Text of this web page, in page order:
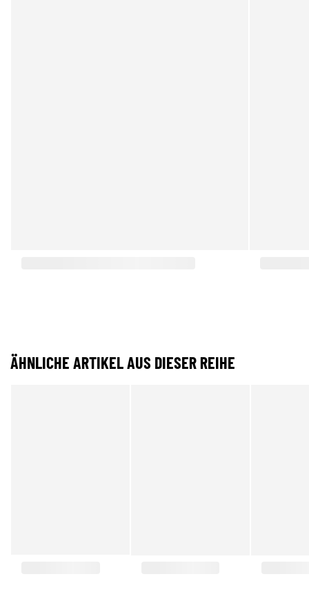
ÄHNLICHE ARTIKEL AUS DIESER REIHE